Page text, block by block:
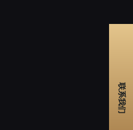
联系我们